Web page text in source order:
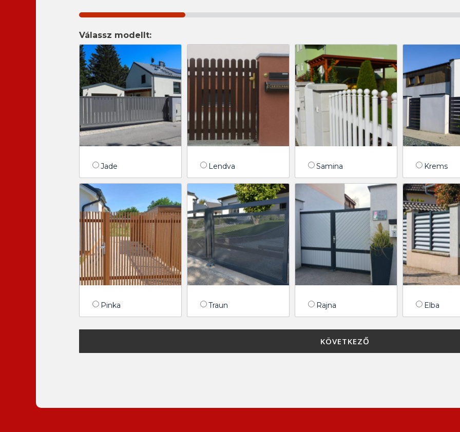
20%
Válassz modellt:
Jade Lendva Samina Krems
Pinka Traun Rajna Elba